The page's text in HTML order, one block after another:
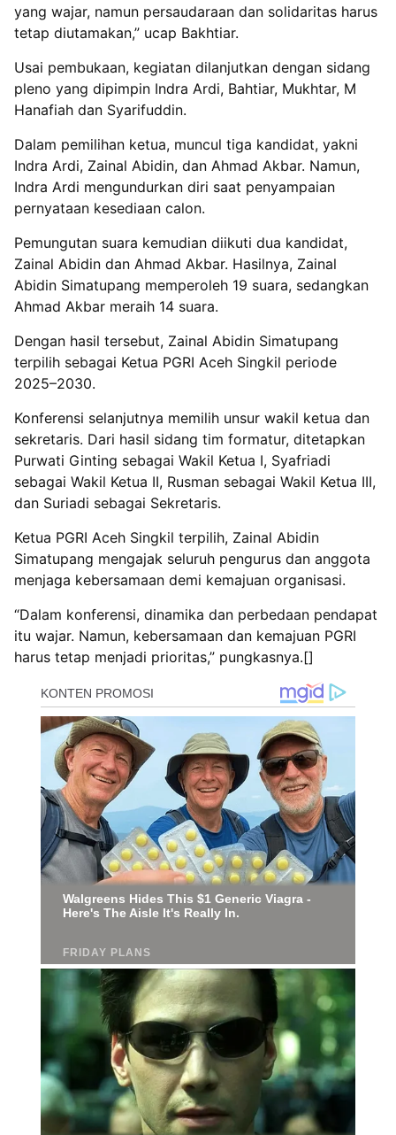
yang wajar, namun persaudaraan dan solidaritas harus
tetap diutamakan,” ucap Bakhtiar.
Usai pembukaan, kegiatan dilanjutkan dengan sidang
pleno yang dipimpin Indra Ardi, Bahtiar, Mukhtar, M
Hanafiah dan Syarifuddin.
Dalam pemilihan ketua, muncul tiga kandidat, yakni
Indra Ardi, Zainal Abidin, dan Ahmad Akbar. Namun,
Indra Ardi mengundurkan diri saat penyampaian
pernyataan kesediaan calon.
Pemungutan suara kemudian diikuti dua kandidat,
Zainal Abidin dan Ahmad Akbar. Hasilnya, Zainal
Abidin Simatupang memperoleh 19 suara, sedangkan
Ahmad Akbar meraih 14 suara.
Dengan hasil tersebut, Zainal Abidin Simatupang
terpilih sebagai Ketua PGRI Aceh Singkil periode
2025–2030.
Konferensi selanjutnya memilih unsur wakil ketua dan
sekretaris. Dari hasil sidang tim formatur, ditetapkan
Purwati Ginting sebagai Wakil Ketua I, Syafriadi
sebagai Wakil Ketua II, Rusman sebagai Wakil Ketua III,
dan Suriadi sebagai Sekretaris.
Ketua PGRI Aceh Singkil terpilih, Zainal Abidin
Simatupang mengajak seluruh pengurus dan anggota
menjaga kebersamaan demi kemajuan organisasi.
“Dalam konferensi, dinamika dan perbedaan pendapat
itu wajar. Namun, kebersamaan dan kemajuan PGRI
harus tetap menjadi prioritas,” pungkasnya.[]